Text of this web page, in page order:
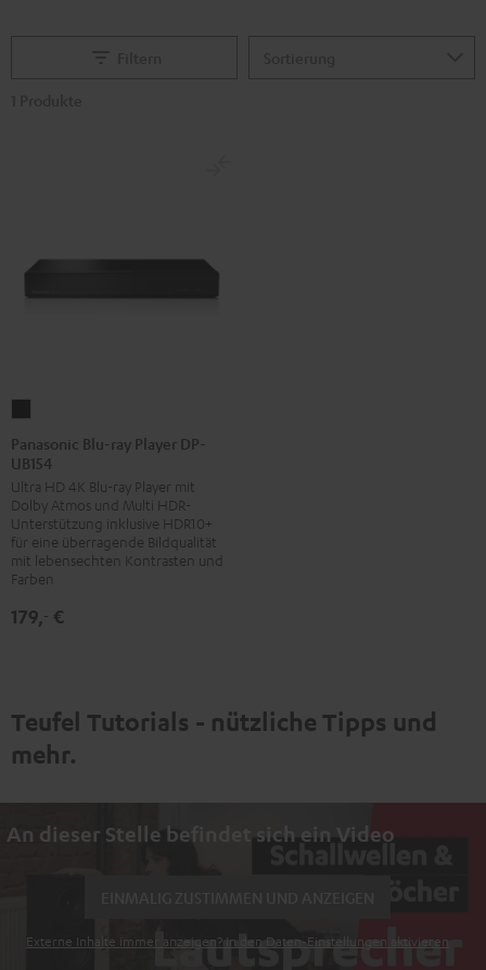
ray
Player
DP-
UB154
Schwarz
Panasonic Blu-ray Player DP-
UB154
Ultra HD 4K Blu-ray Player mit
Dolby Atmos und Multi HDR-
Unterstützung inklusive HDR10+
für eine überragende Bildqualität
mit lebensechten Kontrasten und
Farben
179,‐ €
Teufel Tutorials - nützliche Tipps und
mehr.
An dieser Stelle befindet sich ein Video
Externe Inhalte immer anzeigen? In den Daten‑Einstellungen aktivieren